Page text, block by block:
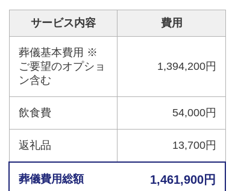
サービス内容 費用
葬儀基本費用 ※
ご要望のオプショ
ン含む
1,394,200円
飲食費 54,000円
返礼品 13,700円
葬儀費用総額 1,461,900円